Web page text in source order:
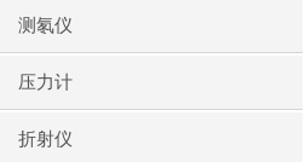
测氡仪
压力计
折射仪